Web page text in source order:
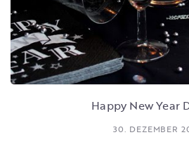
Happy New Year
30. DEZEMBER